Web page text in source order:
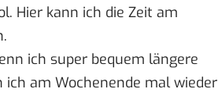
Hier kann ich die Zeit am
ich super bequem längere
am Wochenende mal wieder